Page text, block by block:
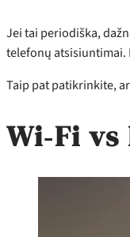
Jei tai periodiška,
telefonų atsisiuntimai.
Taip pat patikrinkite,
Wi‑Fi